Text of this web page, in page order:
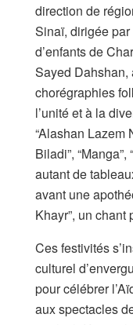
direction de
Sinaï, dirigée
d’enfants de
Sayed Dahshan,
chorégraphies
l’unité et à la
“Alashan Lazem
Biladi”,
autant de
avant une
Khayr”, un chant
Ces festivités
culturel
pour célébrer
aux spectacles